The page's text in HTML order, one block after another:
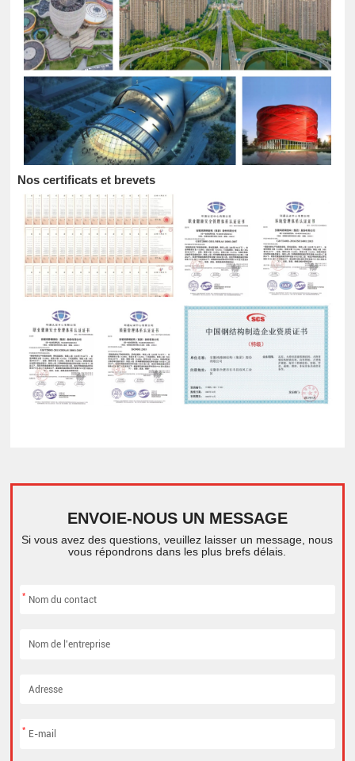
Nos certificats et brevets
ENVOIE-NOUS UN MESSAGE
Si vous avez des questions, veuillez laisser un message, nous
vous répondrons dans les plus brefs délais.
*
*